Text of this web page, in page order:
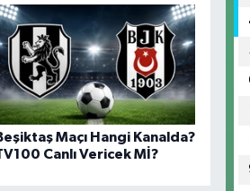
Maçı Hangi Kanalda?
Canlı Vericek Mİ?